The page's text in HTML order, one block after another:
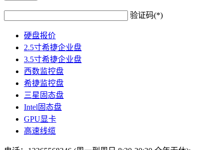
验证码(*)
硬盘报价
2.5寸希捷企业盘
3.5寸希捷企业盘
西数监控盘
希捷监控盘
三星固态盘
Intel固态盘
GPU显卡
高速线缆